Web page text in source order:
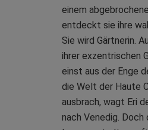
einem
entdeckt sie ihre
Sie wird Gärtnerin.
ihrer exzentrischen
einst aus der Enge
die Welt der Haute
ausbrach, wagt Eri
nach Venedig. Doch